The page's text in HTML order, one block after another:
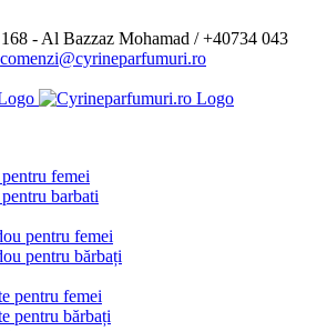
- Al Bazzaz Mohamad / +40734 043
comenzi@cyrineparfumuri.ro
femei
barbati
pentru femei
pentru bărbați
pentru femei
pentru bărbați